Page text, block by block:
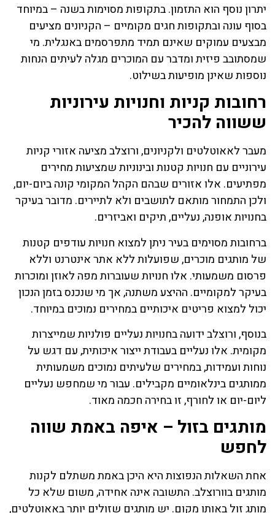
יתרון נוסף הוא התזמון. בתקופות מסוימות בשנה – במיוחד
בסוף עונה ובתקופות חגים מקומיים – הקניונים מציעים
מבצעים עמוקים שאינם תמיד מתפרסמים באנגלית. מי
שמסתובב פיזית ומדבר עם המוכרים מגלה לעיתים הנחות
נוספות שאינן מופיעות בשילוט.
רחובות קניות וחנויות עירוניות
ששווה להכיר
מעבר לאאוטלטים ולקניונים, ורוצלב מציעה אזורי קניות
עירוניים עם חנויות קטנות ובינוניות שמציעות מחירים
מפתיעים. אלו אזורים שבהם הקהל המקומי קונה ביום-יום,
ולכן התמחור מותאם לתושבים ולא לתיירים. מדובר בעיקר
בחנויות אופנה, נעליים, תיקים ואביזרים.
ברחובות מסוימים בעיר ניתן למצוא חנויות עודפים קטנות
של מותגים מוכרים, שפועלות ללא אתר אינטרנט וללא
פרסום משמעותי. אלו חנויות שעוברות מפה לאוזן ומוכרות
בעיקר למקומיים. ההיצע משתנה, אך מי שנכנס בזמן הנכון
יכול למצוא פריטים איכותיים במחירים נמוכים במיוחד.
בנוסף, ורוצלב ידועה בחנויות נעליים פולניות שמייצרות
מקומית. אלו נעליים בעבודת ייצור איכותית, עם דגש על
נוחות ועמידות, במחירים שלעיתים נמוכים משמעותית
ממותגים בינלאומיים מקבילים. עבור מי שמחפש נעליים
ליום-יום או לחורף, זו בחירה חכמה מאוד.
מותגים בזול – איפה באמת שווה
לחפש
אחת השאלות הנפוצות היא היכן באמת משתלם לקנות
מותגים בוורוצלב. התשובה אינה אחידה, משום שלא כל
מותג זול באותו מקום. יש מותגים שזולים יותר באאוטלטים,